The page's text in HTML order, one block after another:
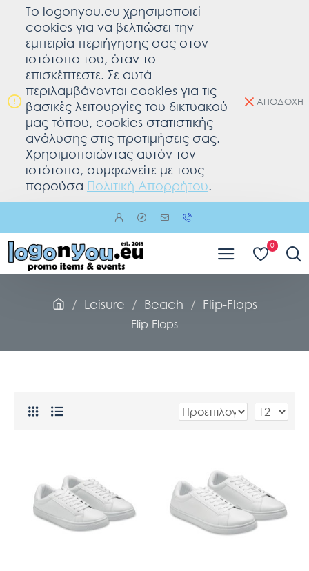
To logonyou.eu χρησιμοποιεί
cookies για να βελτιώσει την
εμπειρία περιήγησης σας στον
ιστότοπο του, όταν το
επισκέπτεστε. Σε αυτά
περιλαμβάνονται cookies για τις
βασικές λειτουργίες του δικτυακού
μας τόπου, cookies στατιστικής
ανάλυσης στις προτιμήσεις σας.
Χρησιμοποιώντας αυτόν τον
ιστότοπο, συμφωνείτε με τους
παρούσα Πολιτική Απορρήτου.
ΑΠΟΔΟΧΗ
0
Leisure Beach Flip-Flops
Flip-Flops